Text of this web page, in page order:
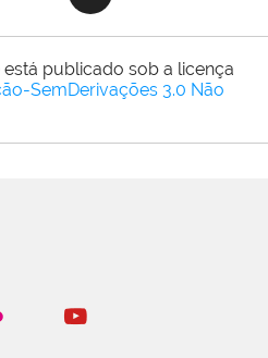
publicado sob a licença
SemDerivações 3.0 Não